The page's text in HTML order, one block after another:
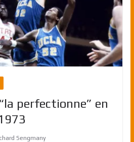
perfectionne” en
Sengmany